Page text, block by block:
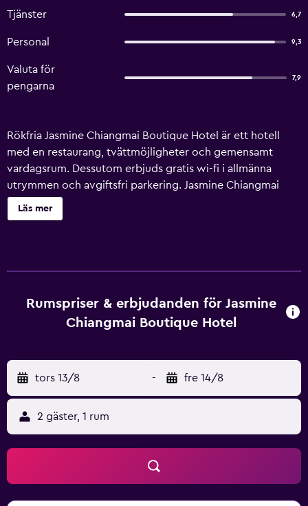
Tjänster 6,7
Personal 9,3
Valuta för
pengarna
7,9
Rökfria Jasmine Chiangmai Boutique Hotel är ett hotell
med en restaurang, tvättmöjligheter och gemensamt
vardagsrum. Dessutom erbjuds gratis wi-fi i allmänna
utrymmen och avgiftsfri parkering. Jasmine Chiangmai
Boutique Hotel erbjuder 24 luftkonditionerade rum med
gratis flaskvatten och tofflor. Sängarna har sängtillbehör av
Läs mer
Rumspriser & erbjudanden för Jasmine
Chiangmai Boutique Hotel
tors 13/8 - fre 14/8
2 gäster, 1 rum